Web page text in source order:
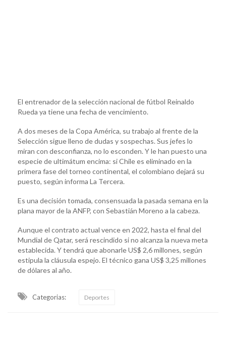
El entrenador de la selección nacional de fútbol Reinaldo
Rueda ya tiene una fecha de vencimiento.
A dos meses de la Copa América, su trabajo al frente de la
Selección sigue lleno de dudas y sospechas. Sus jefes lo
miran con desconfianza, no lo esconden. Y le han puesto una
especie de ultimátum encima: si Chile es eliminado en la
primera fase del torneo continental, el colombiano dejará su
puesto, según informa La Tercera.
Es una decisión tomada, consensuada la pasada semana en la
plana mayor de la ANFP, con Sebastián Moreno a la cabeza.
Aunque el contrato actual vence en 2022, hasta el final del
Mundial de Qatar, será rescindido si no alcanza la nueva meta
establecida. Y tendrá que abonarle US$ 2,6 millones, según
estipula la cláusula espejo. El técnico gana US$ 3,25 millones
de dólares al año.
Categorias: Deportes